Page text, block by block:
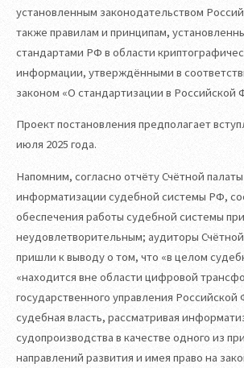
установленным законодательством
также правилам и принципам,
стандартами РФ в области
информации, утверждёнными в
законом ‎«О стандартизации в Российской
Проект постановления предполагает
июля 2025 года.
Напомним, согласно отчёту Счётной
информатизации судебной системы РФ,
обеспечения работы судебной системы
неудовлетворительным; аудиторы
пришли к выводу о том, что «в целом
«находится вне области цифровой
государственного управления
судебная власть, рассматривая
судопроизводства в качестве одного из
направлений развития и имея право на